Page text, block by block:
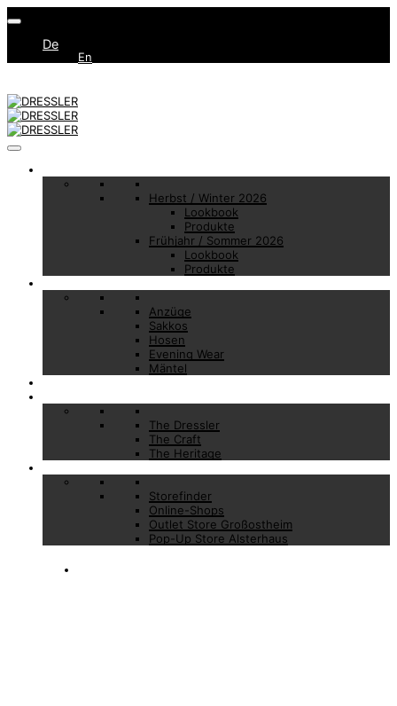
De
En
Herbst / Winter 2026
Lookbook
Produkte
Frühjahr / Sommer 2026
Lookbook
Produkte
Anzüge
Sakkos
Hosen
Evening Wear
Mäntel
The Dressler
The Craft
The Heritage
Storefinder
Online-Shops
Outlet Store Großostheim
Pop-Up Store Alsterhaus